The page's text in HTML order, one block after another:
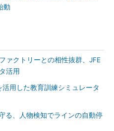
動
ァクトリーとの相性抜群、JFE
活用
用した教育訓練シミュレータ
る、人物検知でラインの自動停